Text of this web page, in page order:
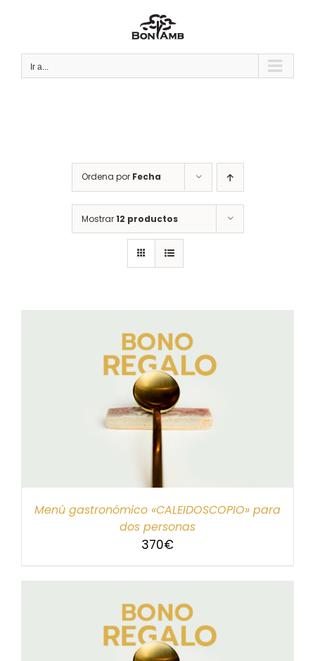
Ir a...
Ordena por Fecha
Mostrar12 productos
Menú gastronómico «CALEIDOSCOPIO» para
dos personas
370€